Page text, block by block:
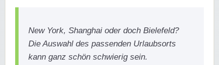
New York, Shanghai oder doch Bielefeld?
Die Auswahl des passenden Urlaubsorts
kann ganz schön schwierig sein.